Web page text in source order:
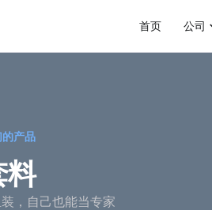
首页 公司
产品
，自己也能当专家